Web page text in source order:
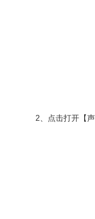
2、点击打开【声